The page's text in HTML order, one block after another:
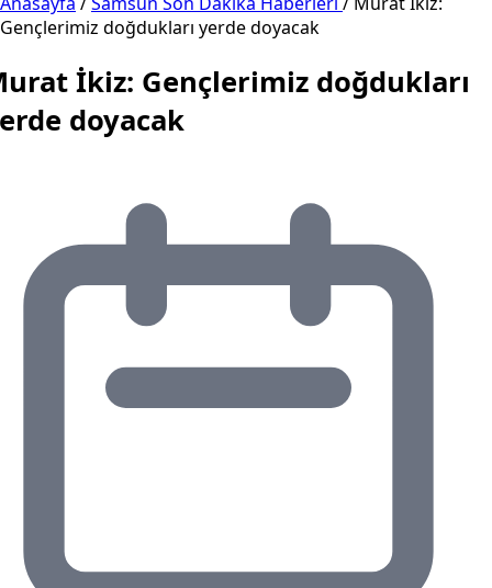
Gençlerimiz doğdukları yerde doyacak
İkiz: Gençlerimiz doğdukları
doyacak